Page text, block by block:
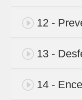
12 -
13 -
14 -